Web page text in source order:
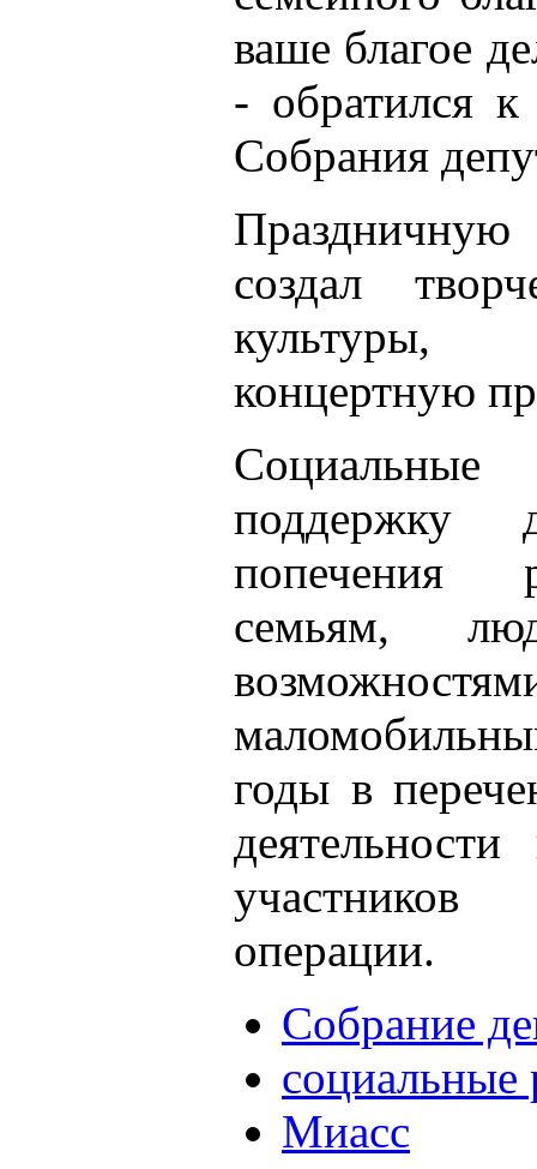
ваше благое
- обратился к
Собрания
создал
культуры,
концертную
поддержку
попечения
семьям,
годы в
операции.
Собрание
социальные
Миасс